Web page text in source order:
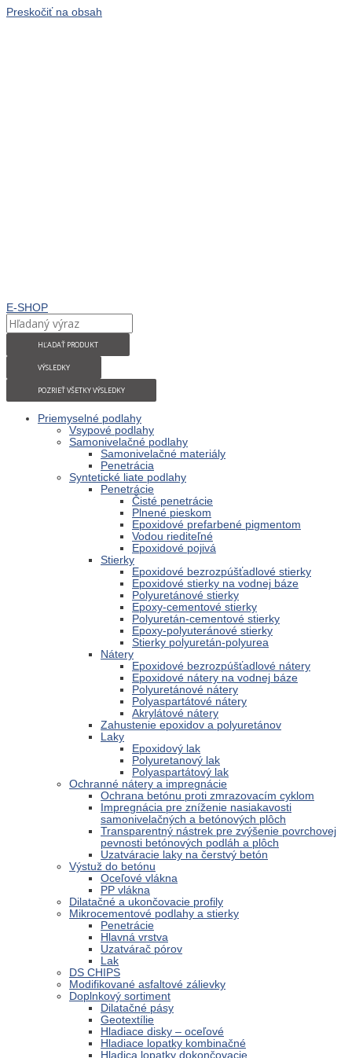
Preskočiť na obsah
E-SHOP
HĽADAŤ PRODUKT
VÝSLEDKY
POZRIEŤ VŠETKY VÝSLEDKY
Priemyselné podlahy
Vsypové podlahy
Samonivelačné podlahy
Samonivelačné materiály
Penetrácia
Syntetické liate podlahy
Penetrácie
Čisté penetrácie
Plnené pieskom
Epoxidové prefarbené pigmentom
Vodou riediteľné
Epoxidové pojivá
Stierky
Epoxidové bezrozpúšťadlové stierky
Epoxidové stierky na vodnej báze
Polyuretánové stierky
Epoxy-cementové stierky
Polyuretán-cementové stierky
Epoxy-polyuteránové stierky
Stierky polyuretán-polyurea
Nátery
Epoxidové bezrozpúšťadlové nátery
Epoxidové nátery na vodnej báze
Polyuretánové nátery
Polyaspartátové nátery
Akrylátové nátery
Zahustenie epoxidov a polyuretánov
Laky
Epoxidový lak
Polyuretanový lak
Polyaspartátový lak
Ochranné nátery a impregnácie
Ochrana betónu proti zmrazovacím cyklom
Impregnácia pre zníženie nasiakavosti
samonivelačných a betónových plôch
Transparentný nástrek pre zvýšenie povrchovej
pevnosti betónových podláh a plôch
Uzatváracie laky na čerstvý betón
Výstuž do betónu
Oceľové vlákna
PP vlákna
Dilatačné a ukončovacie profily
Mikrocementové podlahy a stierky
Penetrácie
Hlavná vrstva
Uzatvárač pórov
Lak
DS CHIPS
Modifikované asfaltové zálievky
Doplnkový sortiment
Dilatačné pásy
Geotextílie
Hladiace disky – oceľové
Hladiace lopatky kombinačné
Hladica lopatky dokončovacie